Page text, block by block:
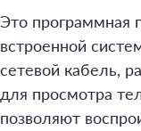
Это программная
встроенной
сетевой кабель,
для просмотра
позволяют